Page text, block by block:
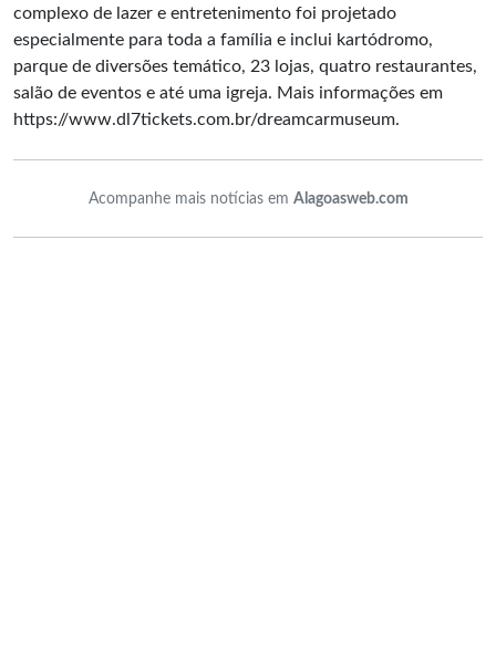
complexo de lazer e entretenimento foi projetado
especialmente para toda a família e inclui kartódromo,
parque de diversões temático, 23 lojas, quatro restaurantes,
salão de eventos e até uma igreja. Mais informações em
https://www.dl7tickets.com.br/dreamcarmuseum.
Acompanhe mais notícias em Alagoasweb.com